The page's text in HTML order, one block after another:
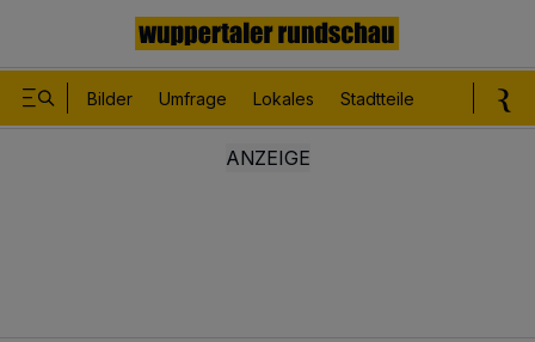
Bilder Umfrage Lokales Stadtteile